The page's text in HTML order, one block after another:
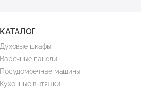
КАТАЛОГ
Духовые шкафы
Варочные панели
Посудомоечные машины
Кухонные вытяжки